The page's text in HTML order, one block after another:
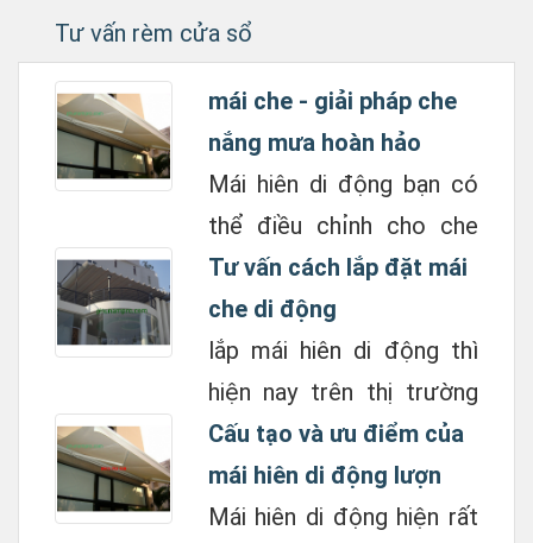
Tư vấn rèm cửa sổ
mái che - giải pháp che
nắng mưa hoàn hảo
Mái hiên di động bạn có
thể điều chỉnh cho che
nắng mưa nhiều hay ít
bằng cách xoay tay quay
để thu màn vào hay đưa
ra tuỳ ý. ...
Tư vấn cách lắp đặt mái
che di động
lắp mái hiên di động thì
hiện nay trên thị trường
có khoảng trên 100 loại
khác nhau, đa dạng về
mẫu mã, màu sắc cũng
Cấu tạo và ưu điểm của
mái hiên di động lượn
sóng
Mái hiên di động hiện rất